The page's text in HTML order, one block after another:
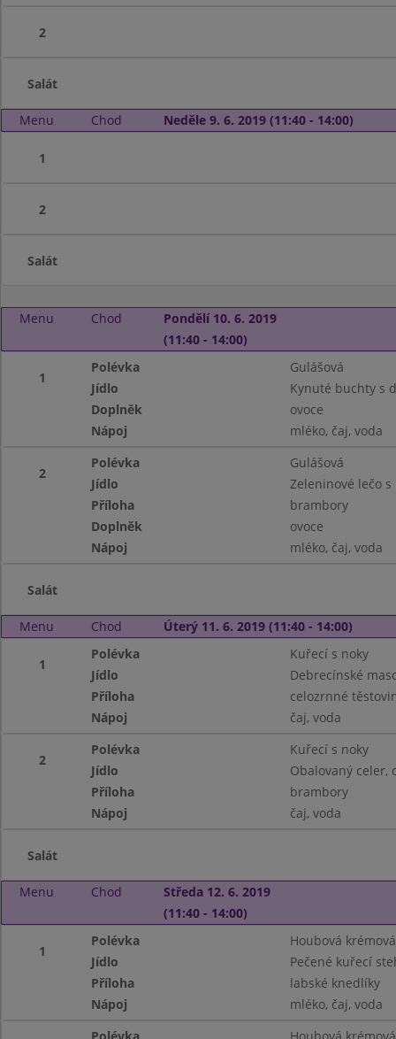
2
Salát
Menu Chod Neděle 9. 6. 2019 (11:40 - 14:00)
1
2
Salát
Menu Chod
Pondělí 10. 6. 2019
(11:40 - 14:00)
1
Polévka
Gulášová
Jídlo
Kynuté buchty s
Doplněk
ovoce
Nápoj
mléko, čaj, voda
2
Polévka
Gulášová
Jídlo
Zeleninové lečo
Příloha
brambory
Doplněk
ovoce
Nápoj
mléko, čaj, voda
Salát
Menu Chod Úterý 11. 6. 2019 (11:40 - 14:00)
1
Polévka
Kuřecí s noky
Jídlo
Debrecínské
Příloha
celozrnné
Nápoj
čaj, voda
2
Polévka
Kuřecí s noky
Jídlo
Obalovaný celer,
Příloha
brambory
Nápoj
čaj, voda
Salát
Menu Chod
Středa 12. 6. 2019
(11:40 - 14:00)
1
Polévka
Houbová
Jídlo
Pečené kuřecí
Příloha
labské knedlíky
Nápoj
mléko, čaj, voda